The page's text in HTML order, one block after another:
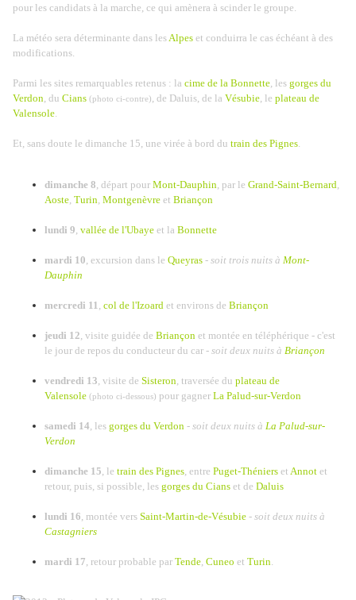
pour les candidats à la marche, ce qui amènera à scinder le groupe.
La météo sera déterminante dans lesAlpes et conduirra le cas échéant à des
modifications.
Parmi les sites remarquables retenus : la cime de la Bonnette, les gorges du
Verdon, du Cians (photo ci-contre), de Daluis, de la Vésubie, le plateau de
Valensole.
Et, sans doute le dimanche 15, une virée à bord du train des Pignes.
dimanche 8, départ pour Mont-Dauphin, par le Grand-Saint-Bernard,
Aoste, Turin, Montgenèvre et Briançon
lundi 9, vallée de l'Ubaye et la Bonnette
mardi 10, excursion dans le Queyras - soit trois nuits à Mont-
Dauphin
mercredi 11, col de l'Izoard et environs de Briançon
jeudi 12, visite guidée de Briançon et montée en téléphérique - c'est
le jour de repos du conducteur du car - soit deux nuits à Briançon
vendredi 13, visite de Sisteron, traversée du plateau de
Valensole (photo ci-dessous) pour gagner La Palud-sur-Verdon
samedi 14, les gorges du Verdon - soit deux nuits à La Palud-sur-
Verdon
dimanche 15, le train des Pignes, entre Puget-Théniers et Annot et
retour, puis, si possible, les gorges du Cians et de Daluis
lundi 16, montée vers Saint-Martin-de-Vésubie - soit deux nuits à
Castagniers
mardi 17, retour probable par Tende, Cuneo et Turin.